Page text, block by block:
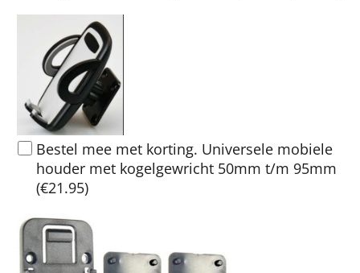
Bestel mee met korting. Universele mobiele
houder met kogelgewricht 50mm t/m 95mm
(€21.95)